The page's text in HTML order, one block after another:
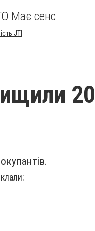
Має сенс
JTI
20